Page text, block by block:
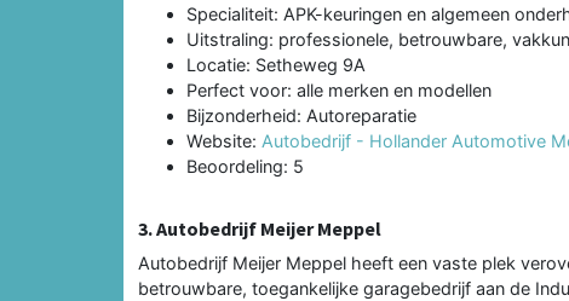
Specialiteit: APK-keuringen en algemeen
Uitstraling: professionele, betrouwbare,
Locatie: Setheweg 9A
Perfect voor: alle merken en modellen
Bijzonderheid: Autoreparatie
Website: Autobedrijf - Hollander Automotive
Beoordeling: 5
3. Autobedrijf Meijer Meppel
Autobedrijf Meijer Meppel heeft een vaste plek
betrouwbare, toegankelijke garagebedrijf aan de